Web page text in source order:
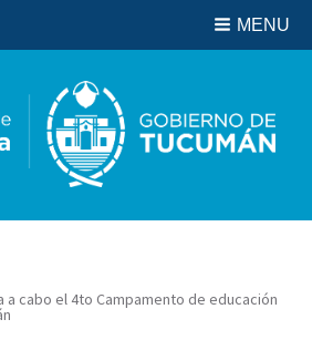
Biblioteca
MENU
a cabo el 4to Campamento de educación